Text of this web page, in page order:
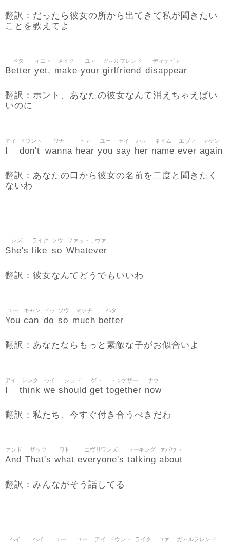
翻訳：だったら彼女の所から出てきて私が聞きたい
ことを教えてよ
Better
ベタ
yet,
ィエト
make
メイク
your
ユァ
girlfriend
ガ～ルフレンド
disappear
ディサピァ
翻訳：ホント、あなたの彼女なんて消えちゃえばい
いのに
I
アイ
don't
ドウント
wanna
ワナ
hear
ヒァ
you
ユー
say
セイ
her
ハ～
name
ネイム
ever
エヴァ
again
ァゲン
翻訳：あなたの口から彼女の名前を二度と聞きたく
ないわ
She's
シズ
like
ライク
so
ソウ
Whatever
ファットェヴァ
翻訳：彼女なんてどうでもいいわ
You
ユー
can
キャン
do
ドゥ
so
ソウ
much
マッチ
better
ベタ
翻訳：あなたならもっと素敵な子がお似合いよ
I
アイ
think
シンク
we
ゥイ
should
シュド
get
ゲト
together
トゥゲザー
now
ナウ
翻訳：私たち、今すぐ付き合うべきだわ
And
ァンド
That's
ザッツ
what
ワト
everyone's
エヴリワンズ
talking
トーキング
about
ァバウト
翻訳：みんながそう話してる
ヘイ ヘイ ユー ユー アイ ドウント ライク ユァ ガ～ルフレンド